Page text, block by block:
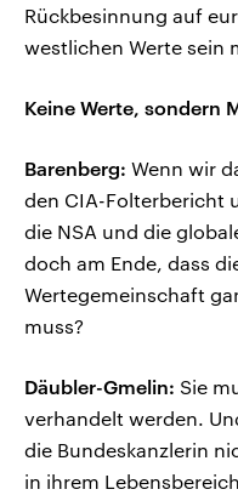
Rückbesinnung auf
westlichen Werte sein
Keine Werte, sondern
Barenberg: Wenn wir
den CIA-Folterbericht
die NSA und die
doch am Ende, dass
Wertegemeinschaft
muss?
Däubler-Gmelin: Sie
verhandelt werden.
die Bundeskanzlerin
in ihrem